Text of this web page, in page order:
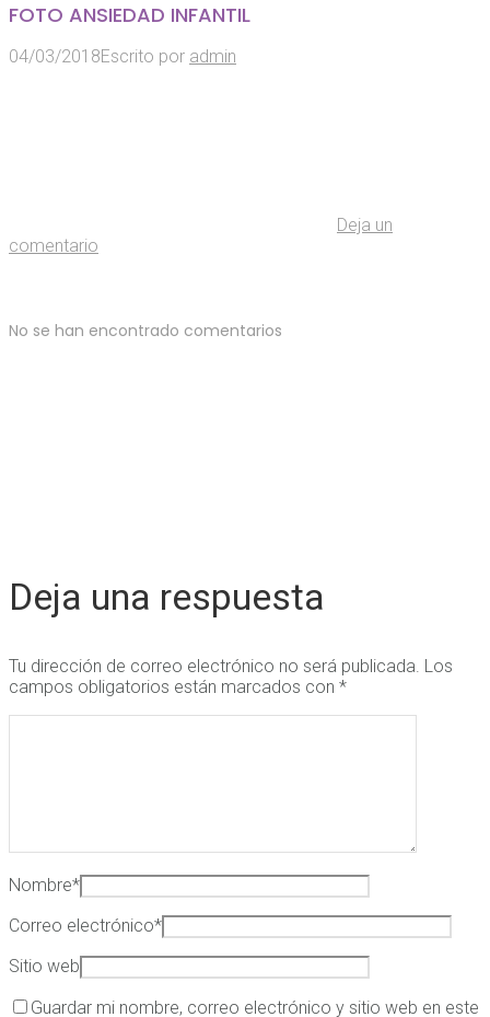
FOTO ANSIEDAD INFANTIL
04/03/2018Escrito por admin
Deja un
comentario
No se han encontrado comentarios
Deja una respuesta
Tu dirección de correo electrónico no será publicada. Los
campos obligatorios están marcados con *
Nombre*
Correo electrónico*
Sitio web
Guardar mi nombre, correo electrónico y sitio web en este